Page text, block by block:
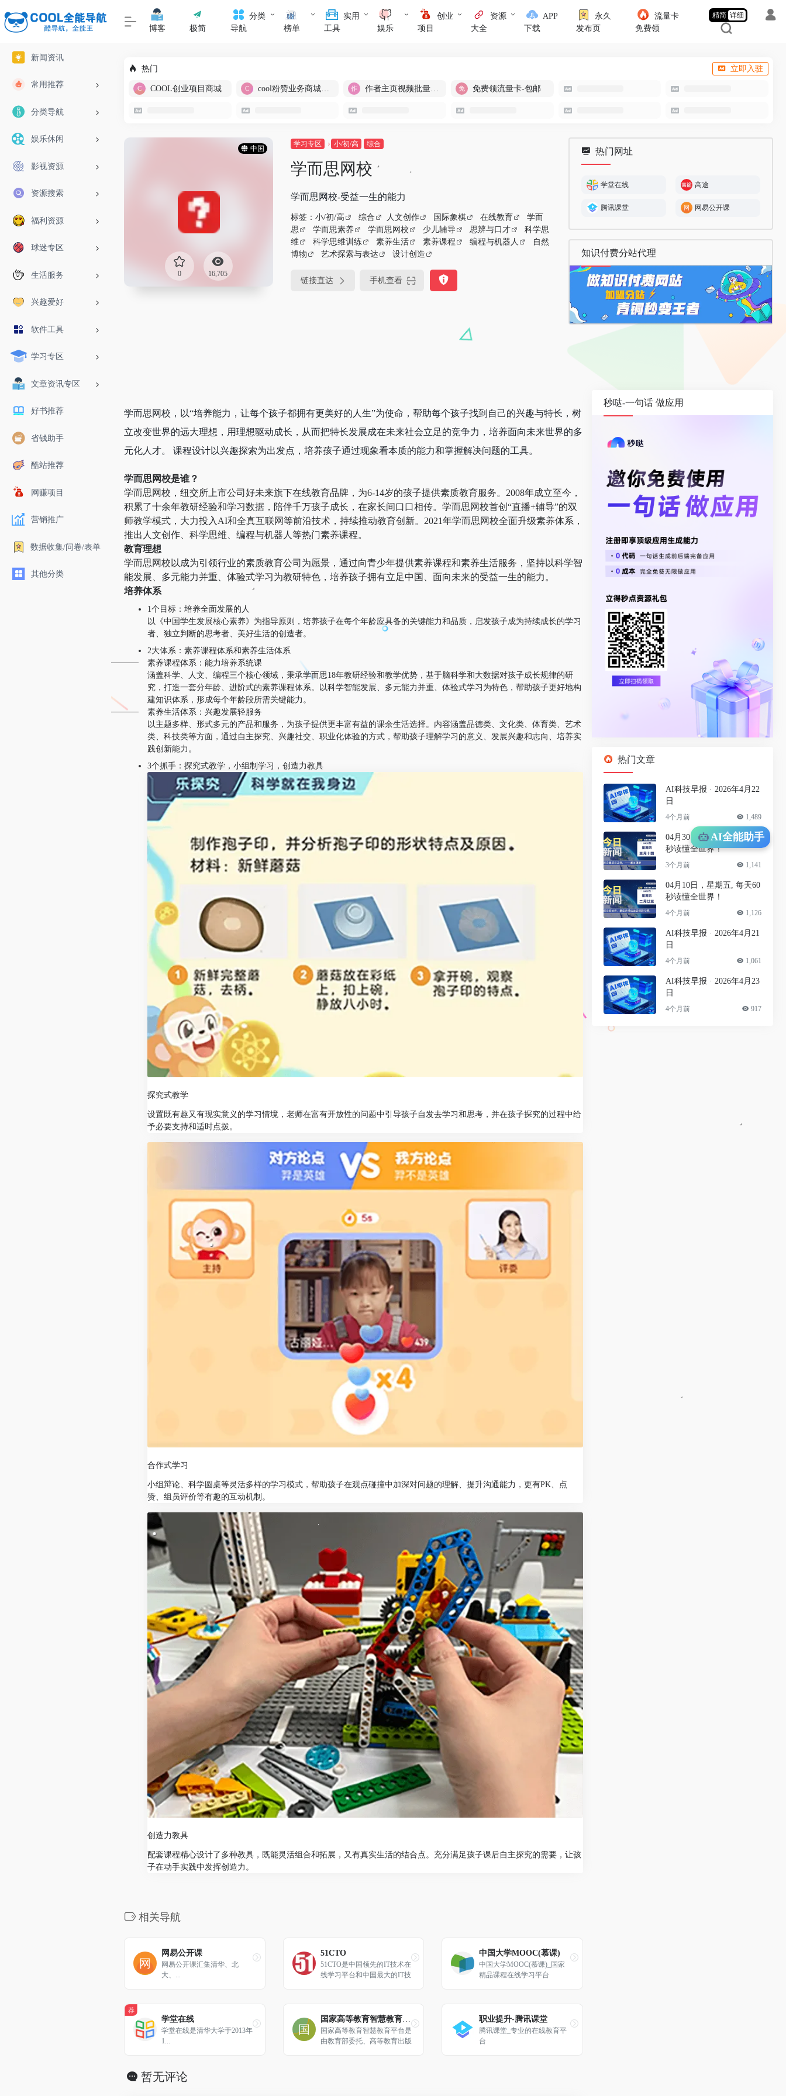
新闻资讯
常用推荐
分类导航
娱乐休闲
影视资源
资源搜索
福利资源
球迷专区
生活服务
兴趣爱好
软件工具
学习专区
文章资讯专区
好书推荐
省钱助手
酷站推荐
网赚项目
营销推广
数据收集/问卷/表单
其他分类
博客 极简
分类
导航
榜单
实用
工具
娱乐
创业
项目
资源
大全
APP
下载
永久
发布页
流量卡
免费领
精简 详细
热门 立即入驻
COOL创业项目商城 cool粉赞业务商城【爆粉引流】 作者主页视频批量提取 免费领流量卡-包邮
中国
0 16,705
学习专区 小/初/高 综合
学而思网校
学而思网校-受益一生的能力
标签： 小/初/高 综合 人文创作 国际象棋 在线教育
学而
思
学而思素养 学而思网校 少儿辅导 思辨与口才
科学思
维
科学思维训练 素养生活 素养课程 编程与机器人
自然
博物
艺术探索与表达 设计创造
链接直达 手机查看
热门网址
学堂在线 高途
腾讯课堂 网易公开课
知识付费分站代理
学而思网校，以“培养能力，让每个孩子都拥有更美好的人生”为使命，帮助每个孩子找到自己的兴趣与特长，树
立改变世界的远大理想，用理想驱动成长，从而把特长发展成在未来社会立足的竞争力，培养面向未来世界的多
元化人才。 课程设计以兴趣探索为出发点，培养孩子通过现象看本质的能力和掌握解决问题的工具。
学而思网校是谁？
学而思网校，纽交所上市公司好未来旗下在线教育品牌，为6-14岁的孩子提供素质教育服务。2008年成立至今，
积累了十余年教研经验和学习数据，陪伴千万孩子成长，在家长间口口相传。学而思网校首创“直播+辅导”的双
师教学模式，大力投入AI和全真互联网等前沿技术，持续推动教育创新。2021年学而思网校全面升级素养体系，
推出人文创作、科学思维、编程与机器人等热门素养课程。
教育理想
学而思网校以成为引领行业的素质教育公司为愿景，通过向青少年提供素养课程和素养生活服务，坚持以科学智
能发展、多元能力并重、体验式学习为教研特色，培养孩子拥有立足中国、面向未来的受益一生的能力。
培养体系
1个目标：培养全面发展的人
以《中国学生发展核心素养》为指导原则，培养孩子在每个年龄应具备的关键能力和品质，启发孩子成为持续成长的学习
者、独立判断的思考者、美好生活的创造者。
2大体系：素养课程体系和素养生活体系
素养课程体系：能力培养系统课
涵盖科学、人文、编程三个核心领域，秉承学而思18年教研经验和教学优势，基于脑科学和大数据对孩子成长规律的研
究，打造一套分年龄、进阶式的素养课程体系。以科学智能发展、多元能力并重、体验式学习为特色，帮助孩子更好地构
建知识体系，形成每个年龄段所需关键能力。
素养生活体系：兴趣发展轻服务
以主题多样、形式多元的产品和服务，为孩子提供更丰富有益的课余生活选择。内容涵盖品德类、文化类、体育类、艺术
类、科技类等方面，通过自主探究、兴趣社交、职业化体验的方式，帮助孩子理解学习的意义、发展兴趣和志向、培养实
践创新能力。
3个抓手：探究式教学，小组制学习，创造力教具
探究式教学
设置既有趣又有现实意义的学习情境，老师在富有开放性的问题中引导孩子自发去学习和思考，并在孩子探究的过程中给
予必要支持和适时点拨。
合作式学习
小组辩论、科学圆桌等灵活多样的学习模式，帮助孩子在观点碰撞中加深对问题的理解、提升沟通能力，更有PK、点
赞、组员评价等有趣的互动机制。
创造力教具
配套课程精心设计了多种教具，既能灵活组合和拓展，又有真实生活的结合点。充分满足孩子课后自主探究的需要，让孩
子在动手实践中发挥创造力。
相关导航
网易公开课
网易公开课汇集清华、北
大、...
51CTO
51CTO是中国领先的IT技术在
线学习平台和中国最大的IT技
响力和服务能力。通过技术社
区、技术博客和新媒体矩阵等
综合产品服务体系，凝聚了20
中国大学MOOC(慕课)
中国大学MOOC(慕课)_国家
精品课程在线学习平台
荐
学堂在线
学堂在线是清华大学于2013年
1...
国家高等教育智慧教育平台
国家高等教育智慧教育平台是
由教育部委托、高等教育出版
职业提升-腾讯课堂
腾讯课堂_专业的在线教育平
台
暂无评论
秒哒-一句话 做应用
热门文章
AI科技早报 · 2026年4月22
日
4个月前 1,489
04月30日，星期四, 每天60
秒读懂全世界！
3个月前 1,141
04月10日，星期五, 每天60
秒读懂全世界！
4个月前 1,126
AI科技早报 · 2026年4月21
日
4个月前 1,061
AI科技早报 · 2026年4月23
日
4个月前 917
AI全能助手